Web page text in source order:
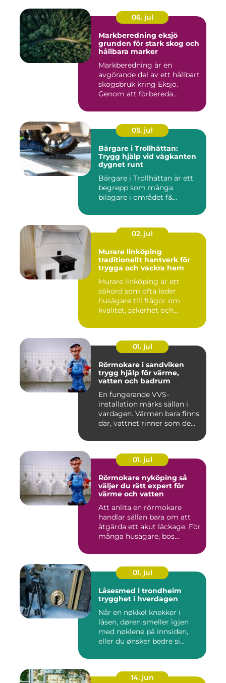
06. jul
Markberedning eksjö
grunden för stark skog och
hållbara marker
Markberedning är en
avgörande del av ett hållbart
skogsbruk kring Eksjö.
Genom att förbereda
05. jul
Bärgare i Trollhättan:
Trygg hjälp vid vägkanten
dygnet runt
Bärgare i Trollhättan är ett
begrepp som många
bilägare i området f&...
02. jul
Murare linköping
traditionellt hantverk för
trygga och vackra hem
Murare linköping är ett
sökord som ofta leder
husägare till frågor om
kvalitet, säkerhet och
01. jul
Rörmokare i sandviken
trygg hjälp för värme,
vatten och badrum
En fungerande VVS-
installation märks sällan i
vardagen. Värmen bara finns
där, vattnet rinner som de...
01. jul
Rörmokare nyköping så
väljer du rätt expert för
värme och vatten
Att anlita en rörmokare
handlar sällan bara om att
åtgärda ett akut läckage. För
många husägare, bos...
01. jul
Låsesmed i trondheim
trygghet i hverdagen
Når en nøkkel knekker i
låsen, døren smeller igjen
med nøklene på innsiden,
eller du ønsker bedre si...
14. jun